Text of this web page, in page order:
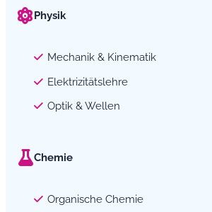
Physik
Mechanik & Kinematik
Elektrizitätslehre
Optik & Wellen
Chemie
Organische Chemie